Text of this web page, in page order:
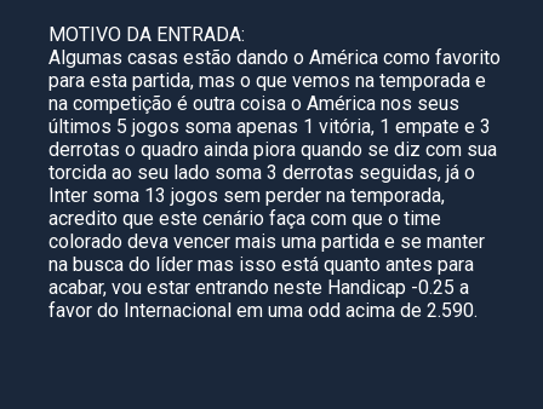
MOTIVO DA ENTRADA:
Algumas casas estão dando o América como favorito
para esta partida, mas o que vemos na temporada e
na competição é outra coisa o América nos seus
últimos 5 jogos soma apenas 1 vitória, 1 empate e 3
derrotas o quadro ainda piora quando se diz com sua
torcida ao seu lado soma 3 derrotas seguidas, já o
Inter soma 13 jogos sem perder na temporada,
acredito que este cenário faça com que o time
colorado deva vencer mais uma partida e se manter
na busca do líder mas isso está quanto antes para
acabar, vou estar entrando neste Handicap -0.25 a
favor do Internacional em uma odd acima de 2.590.